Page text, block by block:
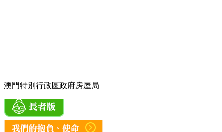
澳門特別行政區政府房屋局